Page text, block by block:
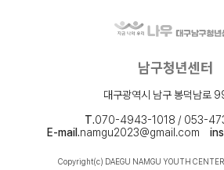
남구청년센터
대구광역시 남구 봉덕남로
T.070-4943-1018 / 053-
E-mail.namgu2023@gmail.com
Copyright(c) DAEGU NAMGU YOUTH